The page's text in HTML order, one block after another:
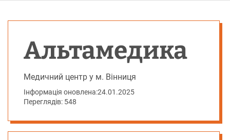
Альтамедика
Медичний центр у м. Вінниця
Інформація оновлена:24.01.2025
Переглядів: 548